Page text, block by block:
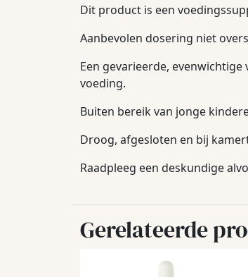
Dit product is een
Aanbevolen dosering niet
Een gevarieerde,
voeding.
Buiten bereik van jonge
Droog, afgesloten en bij
Raadpleeg een deskundige
Gerelateerde